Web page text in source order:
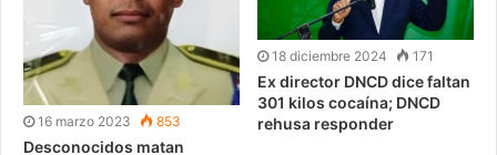
16 marzo 2023 853
Desconocidos matan
18 diciembre 2024 171
Ex director DNCD dice faltan
301 kilos cocaína; DNCD
rehusa responder